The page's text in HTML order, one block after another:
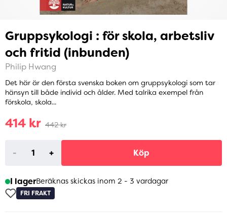
Gruppsykologi : för skola, arbetsliv
och fritid (inbunden)
Philip Hwang
Det här är den första svenska boken om gruppsykologi som tar
hänsyn till både individ och ålder. Med talrika exempel från
förskola, skola...
414 kr 442 kr
- + Köp
I lagerBeräknas skickas inom 2 - 3 vardagar
FRI FRAKT